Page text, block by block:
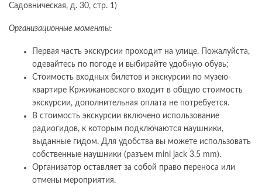
Садовническая, д. 30, стр. 1)
Организационные моменты:
Первая часть экскурсии проходит на улице. Пожалуйста,
одевайтесь по погоде и выбирайте удобную обувь;
Стоимость входных билетов и экскурсии по музею-
квартире Кржижановского входит в общую стоимость
экскурсии, дополнительная оплата не потребуется.
В стоимость экскурсии включено использование
радиогидов, к которым подключаются наушники,
выданные гидом. Для удобства вы можете использовать
собственные наушники (разъем mini jack 3.5 mm).
Организатор оставляет за собой право переноса или
отмены мероприятия.